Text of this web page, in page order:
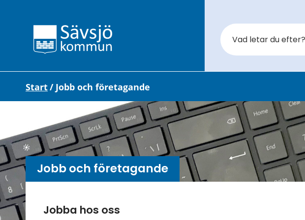
Start/ Jobb och företagande
Jobb och företagande
Undersidor meny
Jobba hos oss